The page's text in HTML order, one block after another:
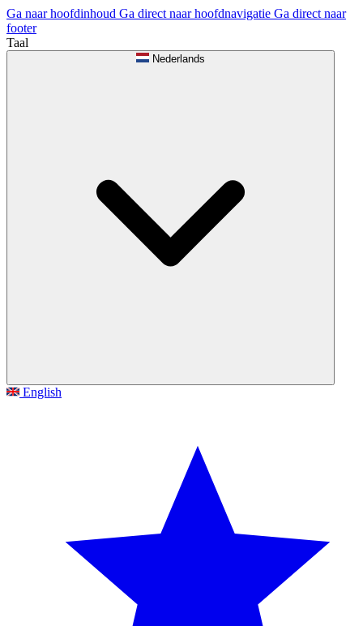
Ga naar hoofdinhoud Ga direct naar hoofdnavigatie Ga direct naar
footer
Taal
Nederlands
English